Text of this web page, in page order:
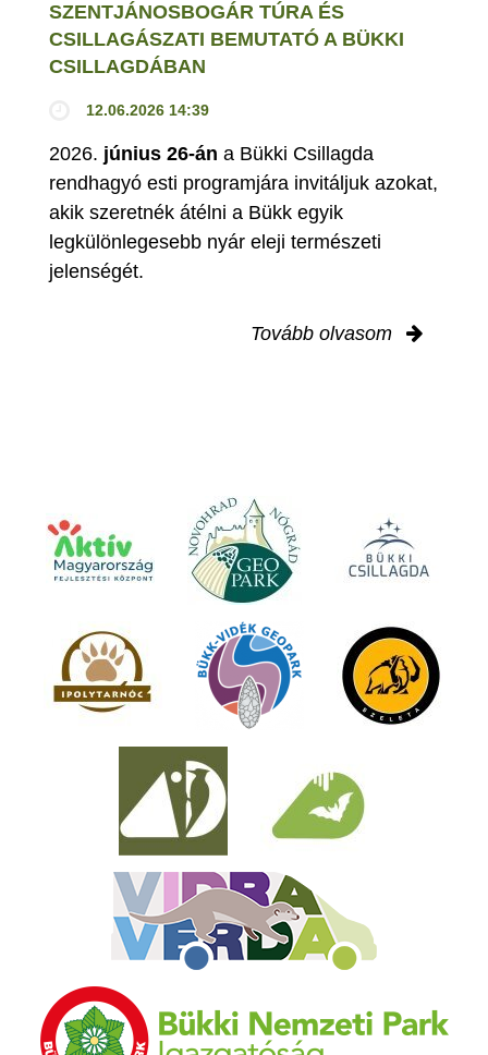
SZENTJÁNOSBOGÁR TÚRA ÉS
CSILLAGÁSZATI BEMUTATÓ A BÜKKI
CSILLAGDÁBAN
12.06.2026 14:39
2026. június 26-án a Bükki Csillagda
rendhagyó esti programjára invitáljuk azokat,
akik szeretnék átélni a Bükk egyik
legkülönlegesebb nyár eleji természeti
jelenségét.
Tovább olvasom